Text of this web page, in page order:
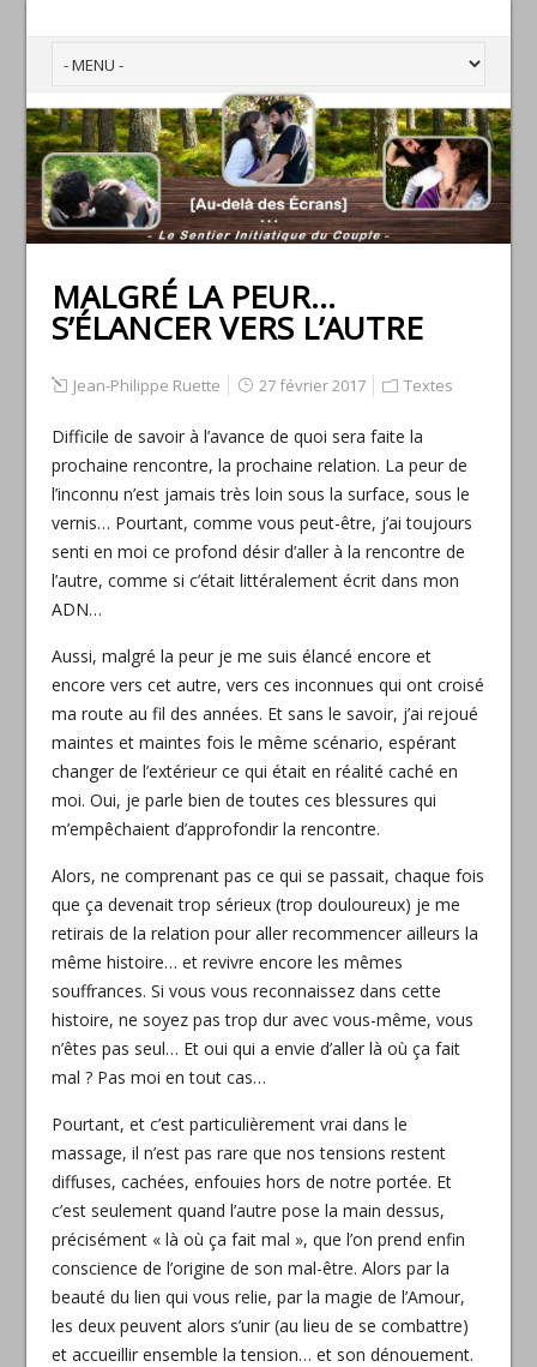
MALGRÉ LA PEUR…
S’ÉLANCER VERS L’AUTRE
Jean-Philippe Ruette 27 février 2017 Textes
Difficile de savoir à l’avance de quoi sera faite la
prochaine rencontre, la prochaine relation. La peur de
l’inconnu n’est jamais très loin sous la surface, sous le
vernis… Pourtant, comme vous peut-être, j’ai toujours
senti en moi ce profond désir d’aller à la rencontre de
l’autre, comme si c’était littéralement écrit dans mon
ADN…
Aussi, malgré la peur je me suis élancé encore et
encore vers cet autre, vers ces inconnues qui ont croisé
ma route au fil des années. Et sans le savoir, j’ai rejoué
maintes et maintes fois le même scénario, espérant
changer de l’extérieur ce qui était en réalité caché en
moi. Oui, je parle bien de toutes ces blessures qui
m’empêchaient d’approfondir la rencontre.
Alors, ne comprenant pas ce qui se passait, chaque fois
que ça devenait trop sérieux (trop douloureux) je me
retirais de la relation pour aller recommencer ailleurs la
même histoire… et revivre encore les mêmes
souffrances. Si vous vous reconnaissez dans cette
histoire, ne soyez pas trop dur avec vous-même, vous
n’êtes pas seul… Et oui qui a envie d’aller là où ça fait
mal ? Pas moi en tout cas…
Pourtant, et c’est particulièrement vrai dans le
massage, il n’est pas rare que nos tensions restent
diffuses, cachées, enfouies hors de notre portée. Et
c’est seulement quand l’autre pose la main dessus,
précisément « là où ça fait mal », que l’on prend enfin
conscience de l’origine de son mal-être. Alors par la
beauté du lien qui vous relie, par la magie de l’Amour,
les deux peuvent alors s’unir (au lieu de se combattre)
et accueillir ensemble la tension… et son dénouement.